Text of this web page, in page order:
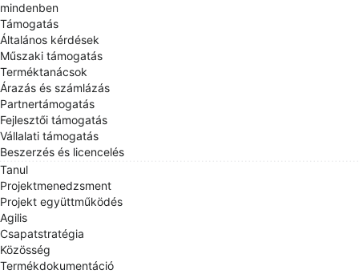
mindenben
Támogatás
Általános kérdések
Műszaki támogatás
Terméktanácsok
Árazás és számlázás
Partnertámogatás
Fejlesztői támogatás
Vállalati támogatás
Beszerzés és licencelés
Tanul
Projektmenedzsment
Projekt együttműködés
Agilis
Csapatstratégia
Közösség
Termékdokumentáció